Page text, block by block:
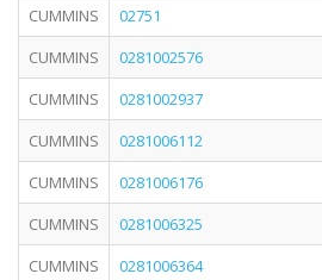
CUMMINS
02751
CUMMINS
0281002576
CUMMINS
0281002937
CUMMINS
0281006112
CUMMINS
0281006176
CUMMINS
0281006325
CUMMINS
0281006364